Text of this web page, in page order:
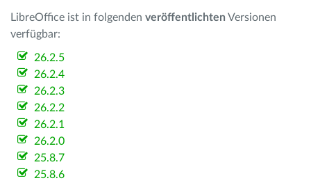
LibreOffice ist in folgenden veröffentlichten Versionen
verfügbar:
26.2.5
26.2.4
26.2.3
26.2.2
26.2.1
26.2.0
25.8.7
25.8.6